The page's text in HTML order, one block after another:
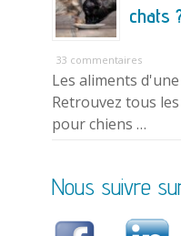
chats
33 commentaires
Les aliments
Retrouvez tous
pour chiens …
Nous suivre